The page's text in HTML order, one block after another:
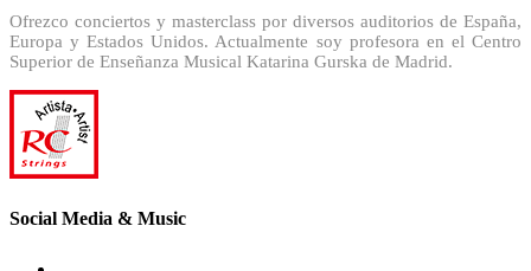
Ofrezco conciertos y masterclass por diversos auditorios de España,
Europa y Estados Unidos. Actualmente soy profesora en el Centro
Superior de Enseñanza Musical Katarina Gurska de Madrid.
Social Media & Music